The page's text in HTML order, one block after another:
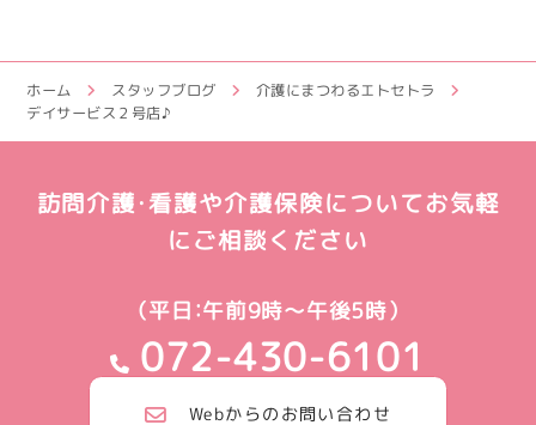
ホーム スタッフブログ
介護にまつわるエトセトラ
デイサービス２号店♪
訪問介護・看護や介護保険についてお気軽
にご相談ください
（平日：午前9時～午後5時）
072-430-6101
Webからのお問い合わせ